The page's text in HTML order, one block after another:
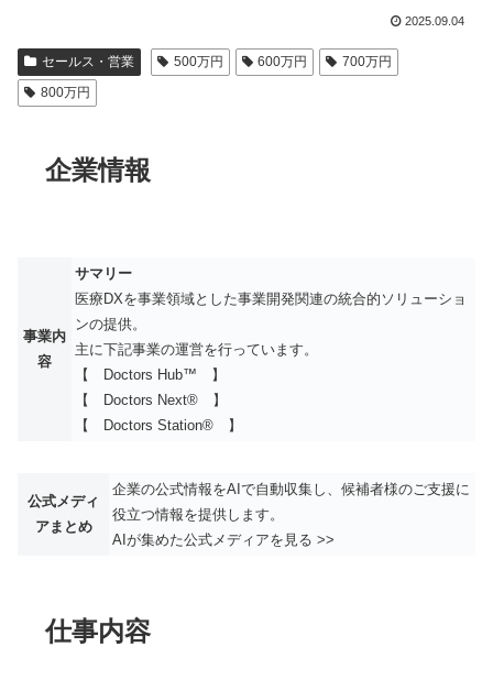
2025.09.04
セールス・営業 500万円 600万円
700万円
800万円
企業情報
事業内
容
サマリー
医療DXを事業領域とした事業開発関連の統合的ソリューショ
ンの提供。
主に下記事業の運営を行っています。
【 Doctors Hub™ 】
【 Doctors Next® 】
【 Doctors Station® 】
公式メディ
アまとめ
企業の公式情報をAIで自動収集し、候補者様のご支援に
役立つ情報を提供します。
AIが集めた公式メディアを見る >>
仕事内容